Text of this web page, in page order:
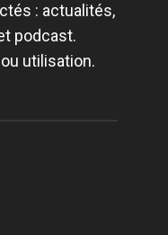
: actualités,
podcast.
utilisation.